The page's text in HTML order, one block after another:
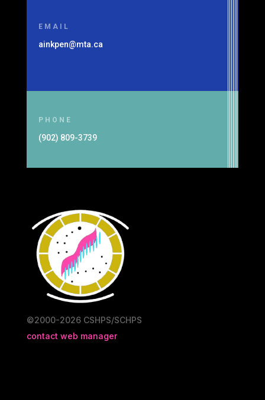
EMAIL
ainkpen@mta.ca
PHONE
(902) 809-3739
©2000-2026 CSHPS/SCHPS
contact web manager